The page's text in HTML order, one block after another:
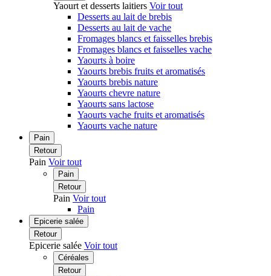
Yaourt et desserts laitiers Voir tout
Desserts au lait de brebis
Desserts au lait de vache
Fromages blancs et faisselles brebis
Fromages blancs et faisselles vache
Yaourts à boire
Yaourts brebis fruits et aromatisés
Yaourts brebis nature
Yaourts chevre nature
Yaourts sans lactose
Yaourts vache fruits et aromatisés
Yaourts vache nature
Pain
Retour
Pain Voir tout
Pain
Retour
Pain Voir tout
Pain
Epicerie salée
Retour
Epicerie salée Voir tout
Céréales
Retour